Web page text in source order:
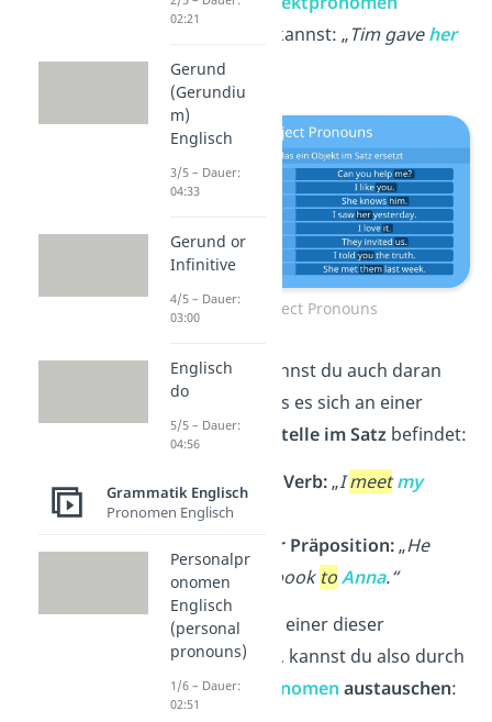
kannst: „Tim gaveher
flowers.
Object Pronouns
Das Objekt kannst du auch daran
erkennen, dass es sich an einer
bestimmten Stelle im Satzbefindet:
Nach dem Verb:„Imeet my
friends
Nach einer Präposition:„He
gives the book to Anna.“
Wörter, die an einer dieser
Stellen stehen, kannst du also durch
einObjektpronomen austauschen:
02:21
Gerund
(Gerundiu
m)
Englisch
3/5 – Dauer:
04:33
Gerund or
Infinitive
4/5 – Dauer:
03:00
Englisch
do
5/5 – Dauer:
04:56
Grammatik Englisch
Pronomen Englisch
Personalpr
onomen
Englisch
(personal
pronouns)
1/6 – Dauer:
02:51